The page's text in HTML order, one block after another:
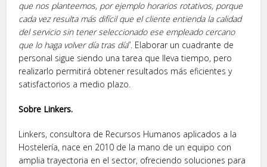
que nos planteemos, por ejemplo horarios rotativos, porque
cada vez resulta más difícil que el cliente entienda la calidad
del servicio sin tener seleccionado ese empleado cercano
que lo haga volver día tras día”. Elaborar un cuadrante de
personal sigue siendo una tarea que lleva tiempo, pero
realizarlo permitirá obtener resultados más eficientes y
satisfactorios a medio plazo.
Sobre Linkers.
Linkers, consultora de Recursos Humanos aplicados a la
Hostelería, nace en 2010 de la mano de un equipo con
amplia trayectoria en el sector, ofreciendo soluciones para